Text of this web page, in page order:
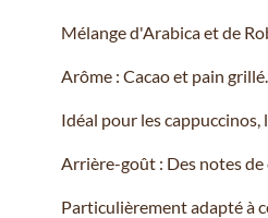
Mélange d'Arabica et de
Arôme : Cacao et pain
Idéal pour les cappuccinos,
Arrière-goût : Des notes
Particulièrement adapté à